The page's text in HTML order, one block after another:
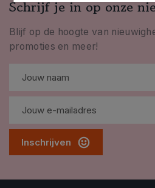
Schrijf je in op onze
Blijf op de hoogte van
promoties en meer!
Inschrijven